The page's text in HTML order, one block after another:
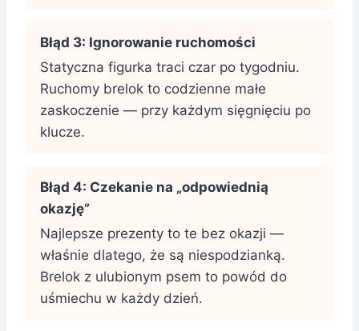
Błąd 3: Ignorowanie ruchomości
Statyczna figurka traci czar po tygodniu.
Ruchomy brelok to codzienne małe
zaskoczenie — przy każdym sięgnięciu po
klucze.
Błąd 4: Czekanie na „odpowiednią
okazję”
Najlepsze prezenty to te bez okazji —
właśnie dlatego, że są niespodzianką.
Brelok z ulubionym psem to powód do
uśmiechu w każdy dzień.